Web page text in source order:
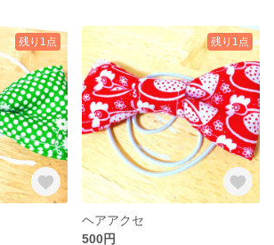
残り1点 残り1点
ヘアアクセ
500円